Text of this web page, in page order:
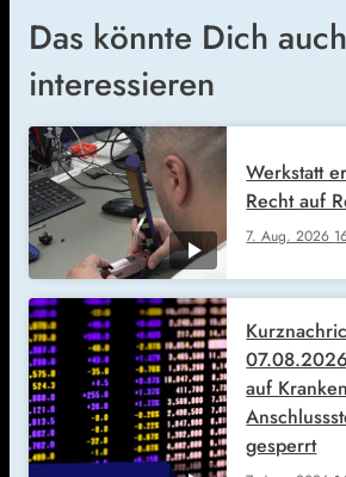
Das könnte Dich auch
interessieren
7. Aug. 2026
Werkstatt
Recht auf
auf
gesperrt